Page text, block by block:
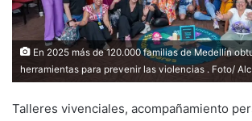
En 2025 más de 120.000 familias de Medellín
herramientas para prevenir las violencias . Foto/
Talleres vivenciales, acompañamiento